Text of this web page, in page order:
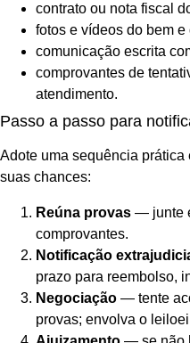
contrato ou nota fiscal
fotos e vídeos do bem e
comunicação escrita
comprovantes de
atendimento.
Passo a passo para
Adote uma sequência
suas chances:
Reúna provas — junte
comprovantes.
Notificação
prazo para reembolso,
Negociação — tente
provas; envolva o